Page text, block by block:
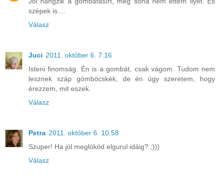
szépek is....
Válasz
Juci 2011. október 6. 7:16
Isteni finomság. Én is a gombát, csak vágom. Tudom nem
lesznek száp gömböcskék, de én úgy szeretem, hogy
érezzem, mit eszek.
Válasz
Petra 2011. október 6. 10:58
Szuper! Ha jól meglököd elgurul idáig? ;)))
Válasz